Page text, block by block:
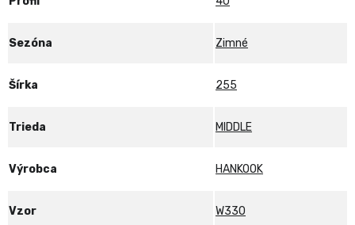
Sezóna Zimné
Šírka 255
Trieda MIDDLE
Výrobca HANKOOK
Vzor W330